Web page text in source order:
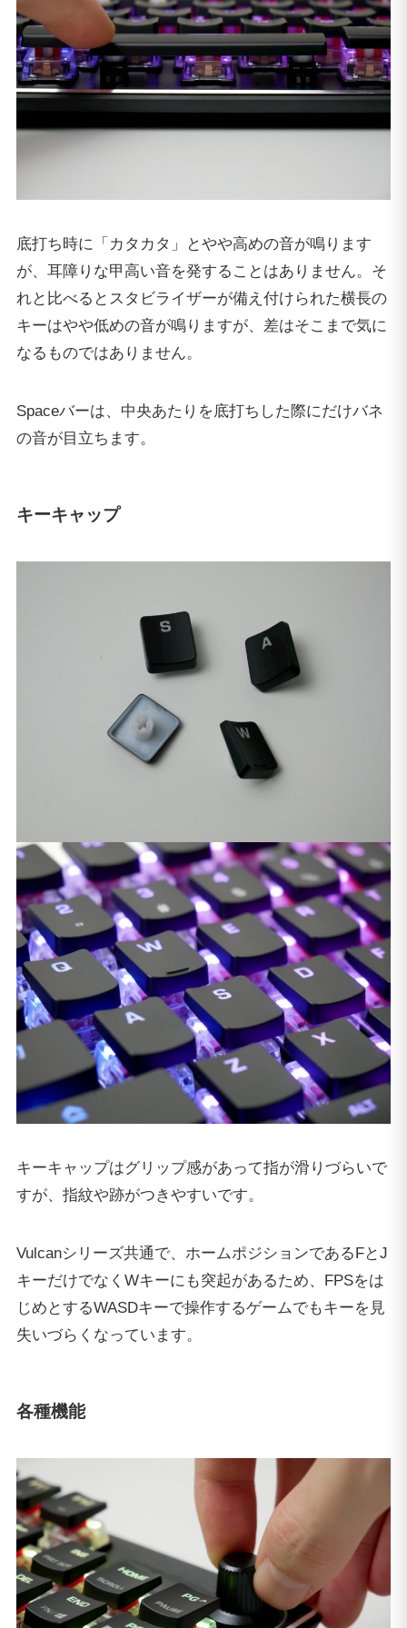
底打ち時に「カタカタ」とやや高めの音が鳴ります
が、耳障りな甲高い音を発することはありません。そ
れと比べるとスタビライザーが備え付けられた横長の
キーはやや低めの音が鳴りますが、差はそこまで気に
なるものではありません。
Spaceバーは、中央あたりを底打ちした際にだけバネ
の音が目立ちます。
キーキャップ
キーキャップはグリップ感があって指が滑りづらいで
すが、指紋や跡がつきやすいです。
Vulcanシリーズ共通で、ホームポジションであるFとJ
キーだけでなくWキーにも突起があるため、FPSをは
じめとするWASDキーで操作するゲームでもキーを見
失いづらくなっています。
各種機能